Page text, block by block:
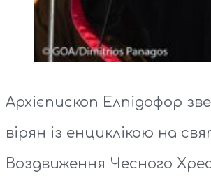
Архієпископ Елпідофор
вірян із енциклікою на
Воздвиження Чесного